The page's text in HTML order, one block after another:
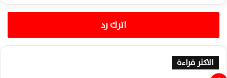
اترك رد
الاكثر قراءة